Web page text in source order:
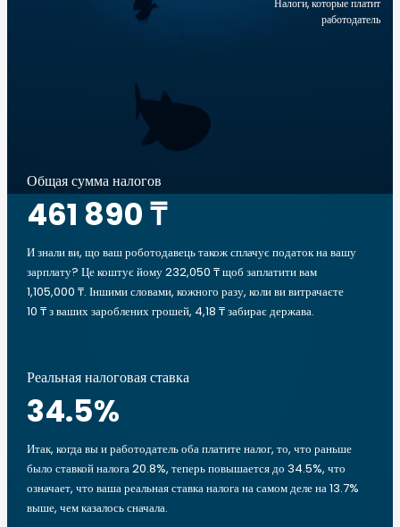
Налоги, которые платит
работодатель
Общая сумма налогов
461 890 ₸
И знали ви, що ваш роботодавець також сплачує податок на вашу
зарплату? Це коштує йому 232,050 ₸ щоб заплатити вам
1,105,000 ₸. Іншими словами, кожного разу, коли ви витрачаєте
10 ₸ з ваших зароблених грошей, 4,18 ₸ забирає держава.
Реальная налоговая ставка
34.5%
Итак, когда вы и работодатель оба платите налог, то, что раньше
было ставкой налога 20.8%, теперь повышается до 34.5%, что
означает, что ваша реальная ставка налога на самом деле на 13.7%
выше, чем казалось сначала.